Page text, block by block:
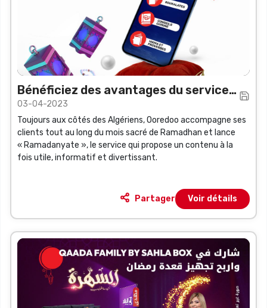
Bénéficiez des avantages du service
« Ramadhanyate » de Ooredoo pour 1
DA seulement
03-04-2023
Toujours aux côtés des Algériens, Ooredoo accompagne ses
clients tout au long du mois sacré de Ramadhan et lance
« Ramadanyate », le service qui propose un contenu à la
fois utile, informatif et divertissant.
Partager Voir détails